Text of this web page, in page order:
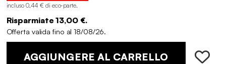
incluso 0,44 € di eco-parte.
Risparmiate 13,00 €.
Offerta valida fino al 18/08/26.
AGGIUNGERE AL CARRELLO